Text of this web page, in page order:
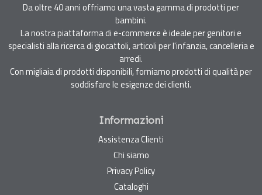
Da oltre 40 anni offriamo una vasta gamma di prodotti per
bambini.
La nostra piattaforma di e-commerce è ideale per genitori e
specialisti alla ricerca di giocattoli, articoli per l'infanzia, cancelleria e
arredi.
Con migliaia di prodotti disponibili, forniamo prodotti di qualità per
soddisfare le esigenze dei clienti.
Informazioni
Assistenza Clienti
Chi siamo
Privacy Policy
Cataloghi